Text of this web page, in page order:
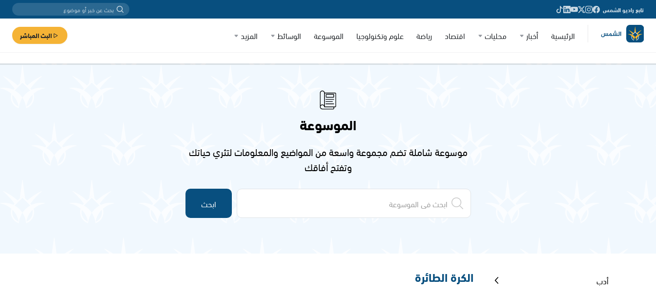
تابع راديو الشمس
الرئيسية أخبار محليات اقتصاد رياضة علوم وتكنولوجيا الموسوعة الوسائط المزيد البث المباشر
الموسوعة
موسوعة شاملة تضم مجموعة واسعة من المواضيع والمعلومات لتثري حياتك
وتفتح أفاقك
ابحث
أدب
الكرة الطائرة